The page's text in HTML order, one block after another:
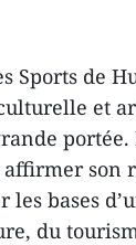
Sports de
et
son
bases
du